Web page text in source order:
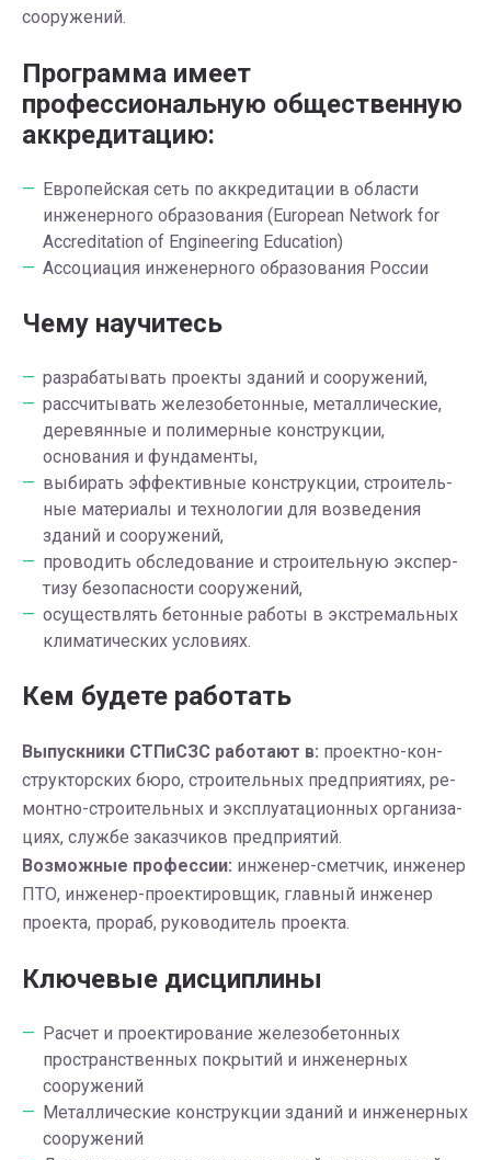
со­ору­же­ний.
Программа имеет
профессиональную общественную
аккредитацию:
Европейская сеть по аккредитации в области
инженерного образования (European Network for
Accreditation of Engineering Education)
Ассоциация инженерного образования России
Чему научитесь
разрабатывать проекты зданий и сооружений,
рассчитывать железобетонные, металлические,
деревянные и полимерные конструкции,
основания и фундаменты,
вы­би­рать эф­фек­тив­ные кон­струк­ции, стро­и­тель­
ные ма­те­ри­а­лы и тех­но­ло­гии для воз­ве­де­ния
зданий и сооружений,
про­во­дить об­сле­до­ва­ние и стро­и­тель­ную экс­пер­
ти­зу без­опас­но­сти со­ору­же­ний,
осуществлять бетонные работы в экстремальных
климатических условиях.
Кем будете работать
Вы­пуск­ни­ки СТПиСЗС работают в: про­ект­но-кон­
струк­тор­ских бюро, стро­и­тель­ных пред­при­я­ти­ях, ре­
монт­но-стро­и­тель­ных и экс­плу­а­та­ци­он­ных ор­га­ни­за­
ци­ях, служ­бе за­каз­чи­ков пред­при­я­тий.
Возможные профессии: инженер-сметчик, инженер
ПТО, инженер-проектировщик, главный инженер
проекта, прораб, руководитель проекта.
Ключевые дисциплины
Расчет и проектирование железобетонных
пространственных покрытий и инженерных
сооружений
Металлические конструкции зданий и инженерных
сооружений